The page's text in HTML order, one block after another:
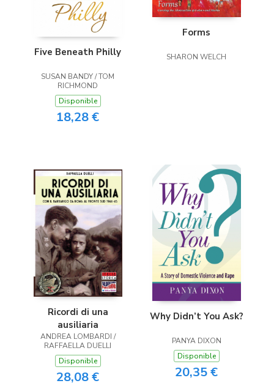
Five Beneath Philly
SUSAN BANDY / TOM
RICHMOND
Disponible
18,28 €
Forms
SHARON WELCH
Ricordi di una
ausiliaria
ANDREA LOMBARDI /
RAFFAELLA DUELLI
Disponible
28,08 €
Why Didn’t You Ask?
PANYA DIXON
Disponible
20,35 €